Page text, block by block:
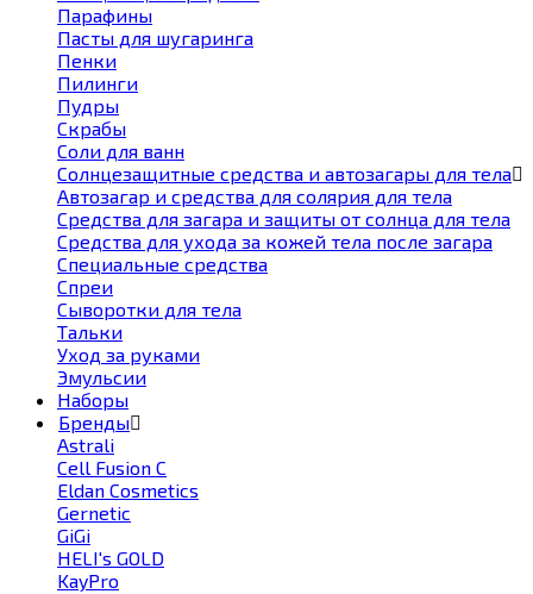
Парафины
Пасты для шугаринга
Пенки
Пилинги
Пудры
Скрабы
Соли для ванн
Солнцезащитные средства и автозагары для тела
Автозагар и средства для солярия для тела
Средства для загара и защиты от солнца для тела
Средства для ухода за кожей тела после загара
Специальные средства
Спреи
Сыворотки для тела
Тальки
Уход за руками
Эмульсии
Наборы
Бренды
Astrali
Cell Fusion С
Eldan Cosmetics
Gernetic
GiGi
HELI's GOLD
KayPro